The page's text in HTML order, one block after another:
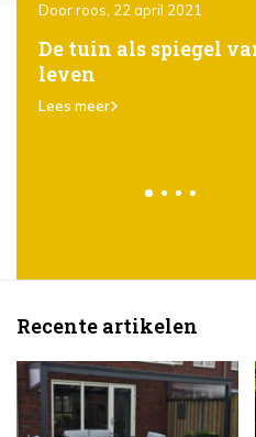
Door roos, 22 april 2021
De tuin als spiegel
leven
Lees meer
Recente artikelen